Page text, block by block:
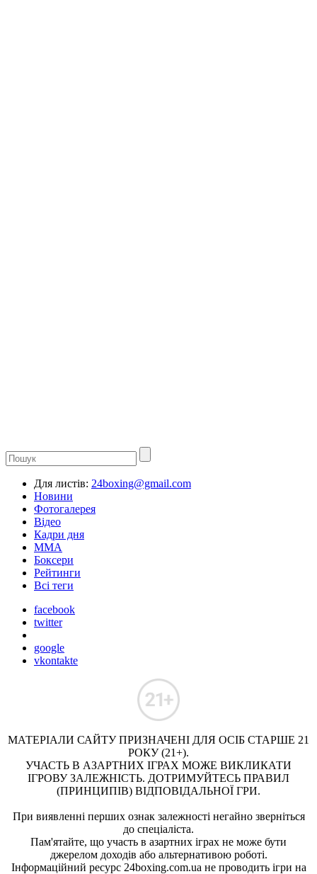
Для листів: 24boxing@gmail.com
Новини
Фотогалерея
Відео
Кадри дня
ММА
Боксери
Рейтинги
Всі теги
facebook
twitter
google
vkontakte
МАТЕРІАЛИ САЙТУ ПРИЗНАЧЕНІ ДЛЯ ОСІБ СТАРШЕ 21
РОКУ (21+).
УЧАСТЬ В АЗАРТНИХ ІГРАХ МОЖЕ ВИКЛИКАТИ
ІГРОВУ ЗАЛЕЖНІСТЬ. ДОТРИМУЙТЕСЬ ПРАВИЛ
(ПРИНЦИПІВ) ВІДПОВІДАЛЬНОЇ ГРИ.
При виявленні перших ознак залежності негайно зверніться
до спеціаліста.
Пам'ятайте, що участь в азартних іграх не може бути
джерелом доходів або альтернативою роботі.
Інформаційний ресурс 24boxing.com.ua не проводить ігри на